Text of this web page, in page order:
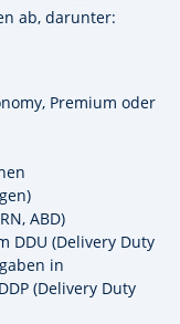
ab, darunter:
Premium oder
ABD)
DDU (Delivery Duty
in
(Delivery Duty